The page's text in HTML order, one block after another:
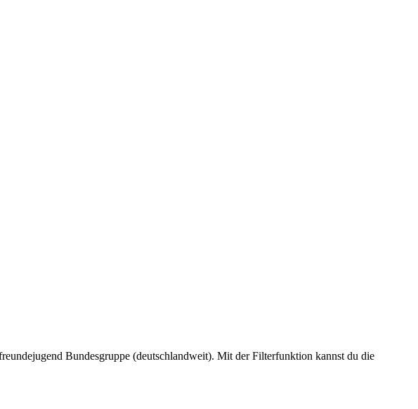
Bundesgruppe (deutschlandweit). Mit der Filterfunktion kannst du die